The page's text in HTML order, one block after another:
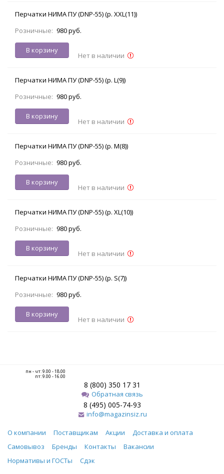
Перчатки НИМА ПУ (DNP-55) (р. XXL(11))
Розничные: 980 руб.
В корзину
Нет в наличии
Перчатки НИМА ПУ (DNP-55) (р. L(9))
Розничные: 980 руб.
В корзину
Нет в наличии
Перчатки НИМА ПУ (DNP-55) (р. M(8))
Розничные: 980 руб.
В корзину
Нет в наличии
Перчатки НИМА ПУ (DNP-55) (р. XL(10))
Розничные: 980 руб.
В корзину
Нет в наличии
Перчатки НИМА ПУ (DNP-55) (р. S(7))
Розничные: 980 руб.
В корзину
Нет в наличии
пн - чт: 9.00 - 18.00
пт: 9.00 - 16.00
8 (800) 350 17 31
Обратная связь
8 (495) 005-74-93
info@magazinsiz.ru
О компании Поставщикам Акции
Доставка и оплата
Самовывоз
Бренды Контакты
Вакансии
Нормативы и ГОСТы
Сдэк